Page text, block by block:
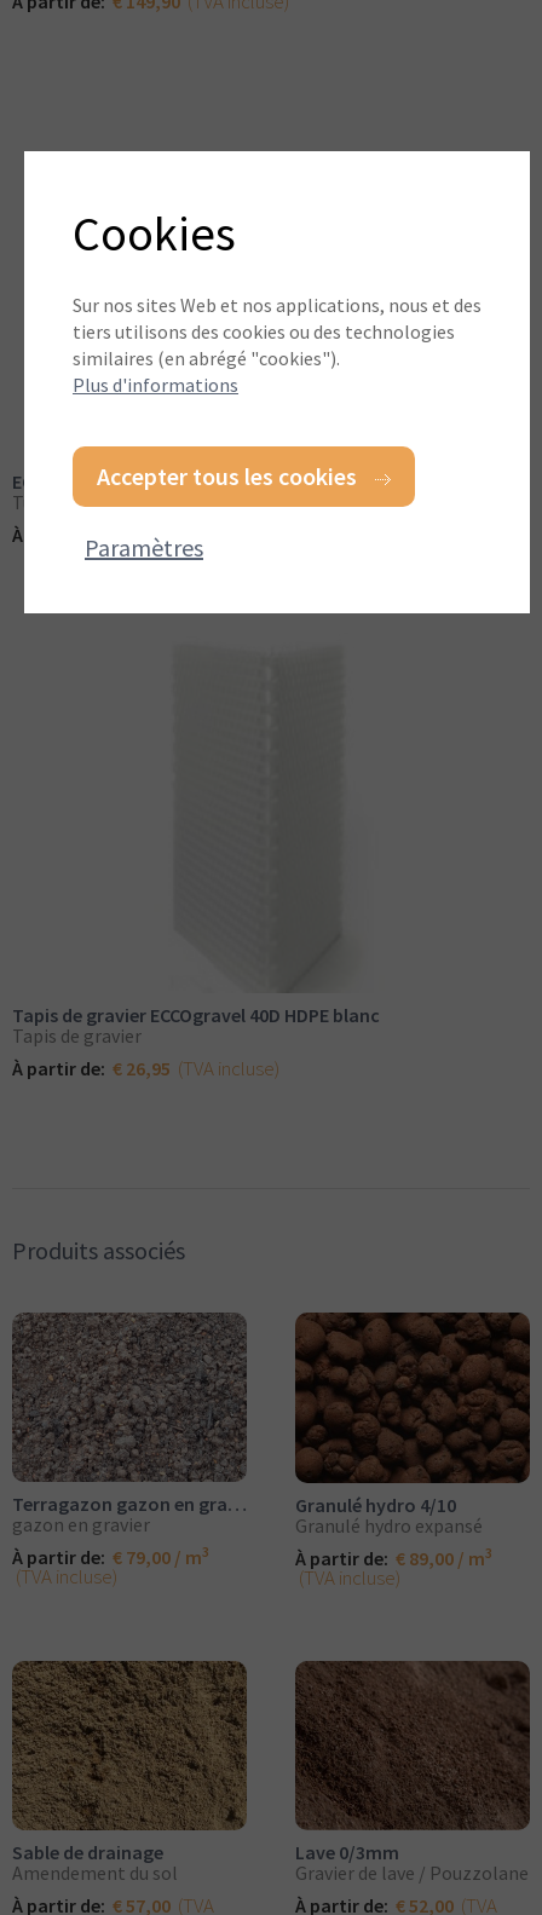
ECCOdal 50 PEHD noir
Tuile d’herbe
À partir de:
€ 14,24
Tapis de gravier ECCOgravel 40D HDPE blanc
Tapis de gravier
À partir de: € 26,95 (TVA incluse)
Produits associés
Terragazon gazon en gravier
gazon en gravier
À partir de: € 79,00 / m3
(TVA incluse)
Granulé hydro 4/10
Granulé hydro expansé
À partir de: € 89,00 / m3
(TVA incluse)
Sable de drainage
Amendement du sol
À partir de: € 57,00 (TVA
Lave 0/3mm
Gravier de lave / Pouzzolane
À partir de: € 52,00 (TVA
Cookies
Sur nos sites Web et nos applications, nous et des
tiers utilisons des cookies ou des technologies
similaires (en abrégé "cookies").
Plus d'informations
Accepter tous les cookies
Paramètres